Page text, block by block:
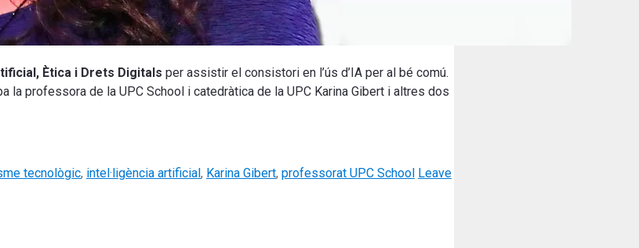
Ètica i Drets Digitals per assistir el consistori en l’ús d’IA per al bé comú.
professora de la UPC School i catedràtica de la UPC Karina Gibert i altres dos
tecnològic, intel·ligència artificial, Karina Gibert, professorat UPC School Leave